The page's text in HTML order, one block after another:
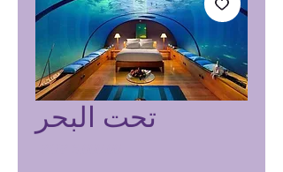
تحت البحر